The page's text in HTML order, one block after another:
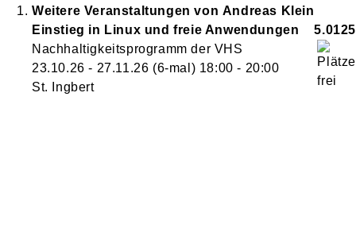
Weitere Veranstaltungen von Andreas Klein
Einstieg in Linux und freie Anwendungen
5.0125
Nachhaltigkeitsprogramm der VHS
23.10.26 - 27.11.26 (6-mal) 18:00 - 20:00
St. Ingbert